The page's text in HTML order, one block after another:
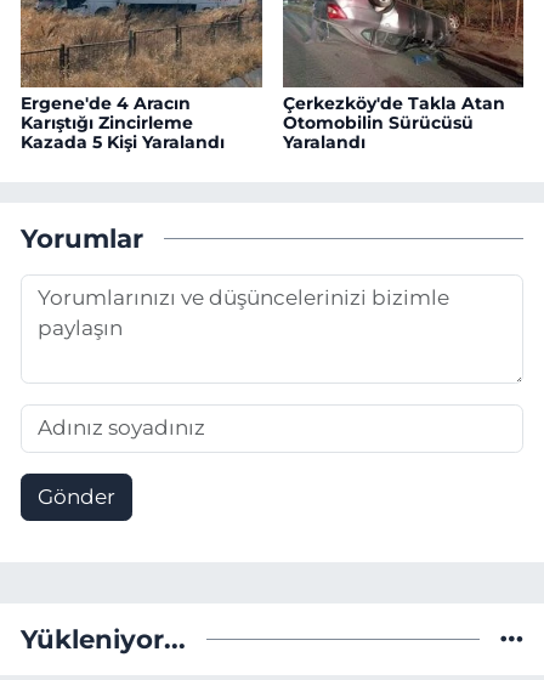
Ergene'de 4 Aracın
Karıştığı Zincirleme
Kazada 5 Kişi Yaralandı
Çerkezköy'de Takla Atan
Otomobilin Sürücüsü
Yaralandı
Yorumlar
Gönder
Yükleniyor...